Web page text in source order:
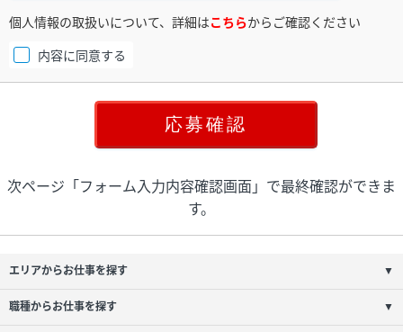
個人情報の取扱いについて、詳細はこちらからご確認ください
内容に同意する
次ページ「フォーム入力内容確認画面」で最終確認ができま
す。
エリアからお仕事を探す ▼
職種からお仕事を探す ▼